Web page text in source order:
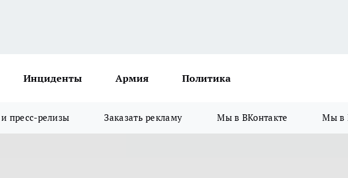
Инциденты Армия Политика
пресс-релизы Заказать рекламу Мы в ВКонтакте Мы в